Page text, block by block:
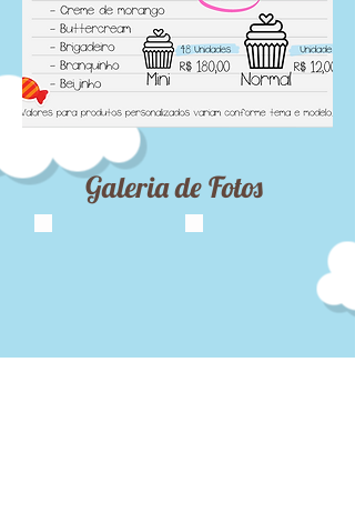
Galeria de Fotos